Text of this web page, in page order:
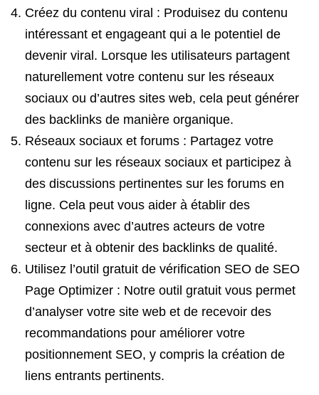
Créez du contenu viral : Produisez du contenu
intéressant et engageant qui a le potentiel de
devenir viral. Lorsque les utilisateurs partagent
naturellement votre contenu sur les réseaux
sociaux ou d’autres sites web, cela peut générer
des backlinks de manière organique.
Réseaux sociaux et forums : Partagez votre
contenu sur les réseaux sociaux et participez à
des discussions pertinentes sur les forums en
ligne. Cela peut vous aider à établir des
connexions avec d’autres acteurs de votre
secteur et à obtenir des backlinks de qualité.
Utilisez l’outil gratuit de vérification SEO de SEO
Page Optimizer : Notre outil gratuit vous permet
d’analyser votre site web et de recevoir des
recommandations pour améliorer votre
positionnement SEO, y compris la création de
liens entrants pertinents.